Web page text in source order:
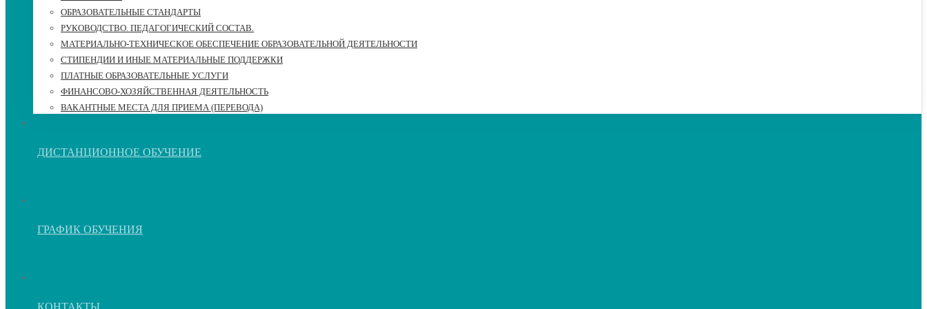
ОБРАЗОВАТЕЛЬНЫЕ СТАНДАРТЫ
РУКОВОДСТВО. ПЕДАГОГИЧЕСКИЙ СОСТАВ.
МАТЕРИАЛЬНО-ТЕХНИЧЕСКОЕ ОБЕСПЕЧЕНИЕ ОБРАЗОВАТЕЛЬНОЙ ДЕЯТЕЛЬНОСТИ
СТИПЕНДИИ И ИНЫЕ МАТЕРИАЛЬНЫЕ ПОДДЕРЖКИ
ПЛАТНЫЕ ОБРАЗОВАТЕЛЬНЫЕ УСЛУГИ
ФИНАНСОВО-ХОЗЯЙСТВЕННАЯ ДЕЯТЕЛЬНОСТЬ
ВАКАНТНЫЕ МЕСТА ДЛЯ ПРИЕМА (ПЕРЕВОДА)
ДИСТАНЦИОННОЕ ОБУЧЕНИЕ
ГРАФИК ОБУЧЕНИЯ
КОНТАКТЫ